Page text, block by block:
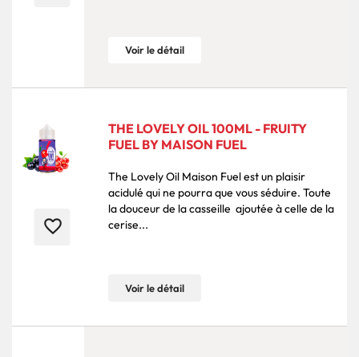
Voir le détail
favorite_border
THE LOVELY OIL 100ML - FRUITY
FUEL BY MAISON FUEL
The Lovely Oil Maison Fuel est un plaisir
acidulé qui ne pourra que vous séduire. Toute
la douceur de la casseille ajoutée à celle de la
cerise...
Voir le détail